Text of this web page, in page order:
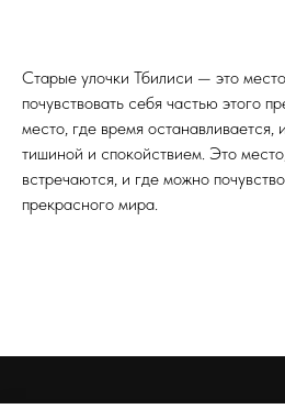
Старые улочки Тбилиси — это
почувствовать себя частью этого
место, где время останавливается,
тишиной и спокойствием. Это
встречаются, и где можно
прекрасного мира.